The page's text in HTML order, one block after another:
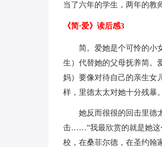
当了六年的学生，两年的教
《简·爱》读后感3
简。爱她是个可怜的小
生）代替她的父母抚养简。
妈）要像对待自己的亲生女
样，里德太太对她十分残暴
她反而很很的回击里德
击……”我最欣赏的就是她这
校，在桑菲尔德，在圣约翰